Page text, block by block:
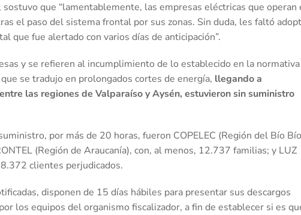
que “lamentablemente, las empresas eléctricas que operan
el paso del sistema frontal por sus zonas. Sin duda, les faltó
que fue alertado con varios días de anticipación”.
y se refieren al incumplimiento de lo establecido en la normativa
se tradujo en prolongados cortes de energía, llegando a
las regiones de Valparaíso y Aysén, estuvieron sin suministro
por más de 20 horas, fueron COPELEC (Región del Bío
(Región de Araucanía), con, al menos, 12.737 familias; y LUZ
clientes perjudicados.
disponen de 15 días hábiles para presentar sus descargos
los equipos del organismo fiscalizador, a fin de establecer si es